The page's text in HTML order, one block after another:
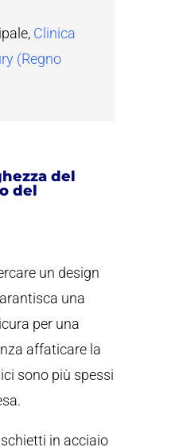
, Clinica
(Regno
del
del
un design
una
per una
affaticare la
sono più spessi
in acciaio